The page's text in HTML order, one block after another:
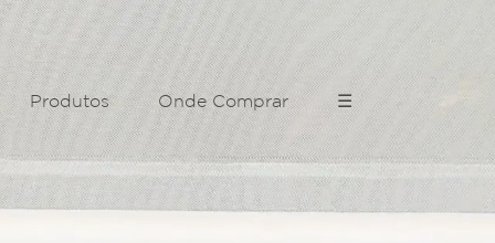
Produtos Onde Comprar ☰